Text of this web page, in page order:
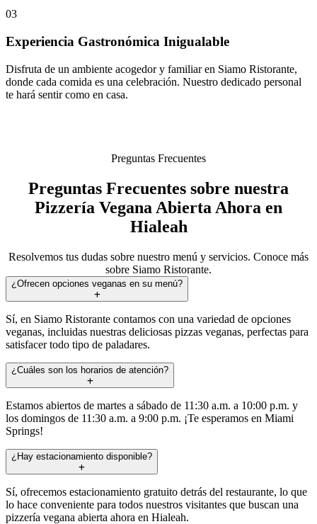
03
Experiencia Gastronómica Inigualable
Disfruta de un ambiente acogedor y familiar en Siamo Ristorante,
donde cada comida es una celebración. Nuestro dedicado personal
te hará sentir como en casa.
Preguntas Frecuentes
Preguntas Frecuentes sobre nuestra
Pizzería Vegana Abierta Ahora en
Hialeah
Resolvemos tus dudas sobre nuestro menú y servicios. Conoce más
sobre Siamo Ristorante.
¿Ofrecen opciones veganas en su menú?
Sí, en Siamo Ristorante contamos con una variedad de opciones
veganas, incluidas nuestras deliciosas pizzas veganas, perfectas para
satisfacer todo tipo de paladares.
¿Cuáles son los horarios de atención?
Estamos abiertos de martes a sábado de 11:30 a.m. a 10:00 p.m. y
los domingos de 11:30 a.m. a 9:00 p.m. ¡Te esperamos en Miami
Springs!
¿Hay estacionamiento disponible?
Sí, ofrecemos estacionamiento gratuito detrás del restaurante, lo que
lo hace conveniente para todos nuestros visitantes que buscan una
pizzería vegana abierta ahora en Hialeah.